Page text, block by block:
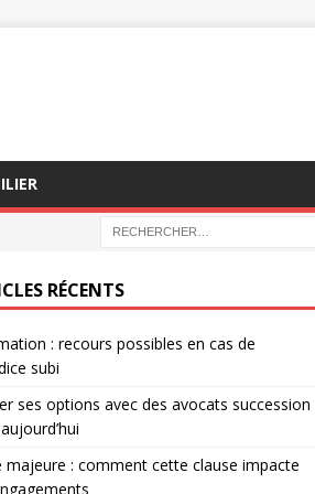
RÉCENTS
: recours possibles en cas de
subi
ses options avec des avocats succession
majeure : comment cette clause impacte